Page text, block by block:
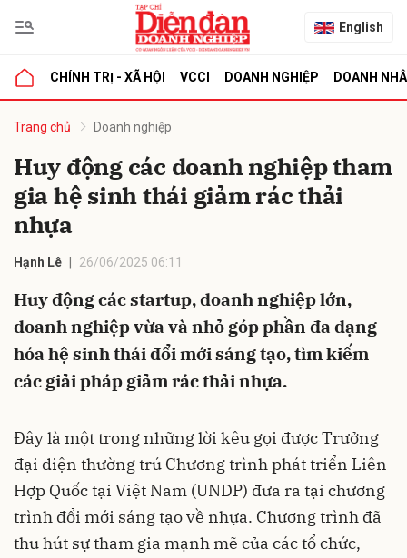
English
CHÍNH TRỊ - XÃ HỘI VCCI DOANH NGHIỆP DOANH
Trang chủ Doanh nghiệp
Huy động các doanh nghiệp tham
gia hệ sinh thái giảm rác thải
nhựa
Hạnh Lê 26/06/2025 06:11
Huy động các startup, doanh nghiệp lớn,
doanh nghiệp vừa và nhỏ góp phần đa dạng
hóa hệ sinh thái đổi mới sáng tạo, tìm kiếm
các giải pháp giảm rác thải nhựa.
Đây là một trong những lời kêu gọi được Trưởng
đại diện thường trú Chương trình phát triển Liên
Hợp Quốc tại Việt Nam (UNDP) đưa ra tại chương
trình đổi mới sáng tạo về nhựa. Chương trình đã
thu hút sự tham gia mạnh mẽ của các tổ chức,
luận
Hủy